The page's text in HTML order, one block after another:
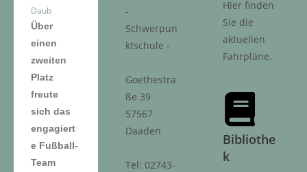
-
Schwerpun
ktschule -
Goethestra
ße 39
57567
Daaden
Tel: 02743-
Daub
Über
einen
zweiten
Platz
freute
sich das
engagiert
e Fußball-
Team
Hier finden
Sie die
aktuellen
Fahrpläne.
Bibliothe
k